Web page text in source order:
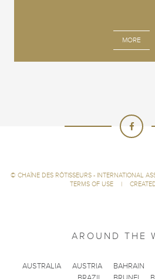
MORE
© CHAÎNE DES RÔTISSEURS - INTERNATIONAL
TERMS OF USE
|
AROUND THE
AUSTRALIA AUSTRIA BAHRAIN